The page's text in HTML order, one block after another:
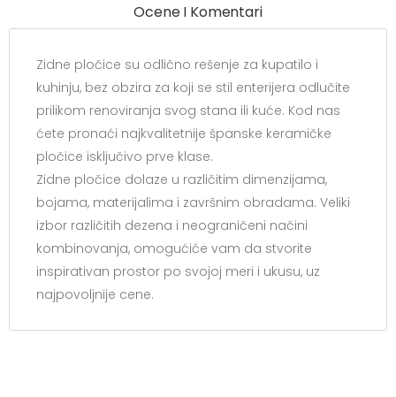
Ocene I Komentari
Zidne pločice su odlično rešenje za kupatilo i
kuhinju, bez obzira za koji se stil enterijera odlučite
prilikom renoviranja svog stana ili kuće. Kod nas
ćete pronaći najkvalitetnije španske keramičke
pločice isključivo prve klase.
Zidne pločice dolaze u različitim dimenzijama,
bojama, materijalima i završnim obradama. Veliki
izbor različitih dezena i neograničeni načini
kombinovanja, omogućiće vam da stvorite
inspirativan prostor po svojoj meri i ukusu, uz
najpovoljnije cene.